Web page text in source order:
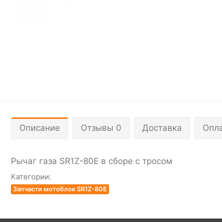
Описание Отзывы 0 Доставка
Рычаг газа SR1Z-80Е в сборе с тросом
Категории:
Запчасти мотоблок SR1Z-80E